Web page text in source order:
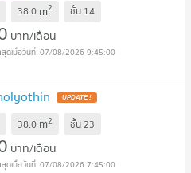
38.0 m2 ชั้น 14
บาท/เดือน
07/08/2026 9:45:00
UPDATE !
38.0 m2 ชั้น23
บาท/เดือน
07/08/2026 7:45:00